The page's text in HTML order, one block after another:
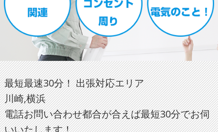
最短最速30分！ 出張対応エリア
川崎,横浜
電話お問い合わせ都合が合えば最短30分でお伺
いいたします！